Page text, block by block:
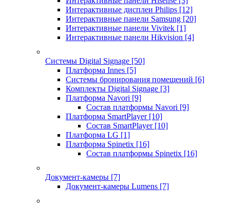
Интерактивные дисплеи Philips [12]
Интерактивные панели Samsung [20]
Интерактивные панели Vivitek [1]
Интерактивные панели Hikvision [4]
Системы Digital Signage [50]
Платформа Innes [5]
Системы бронирования помещений [6]
Комплекты Digital Signage [3]
Платформа Navori [9]
Состав платформы Navori [9]
Платформа SmartPlayer [10]
Состав SmartPlayer [10]
Платформа LG [1]
Платформа Spinetix [16]
Состав платформы Spinetix [16]
Документ-камеры [7]
Документ-камеры Lumens [7]